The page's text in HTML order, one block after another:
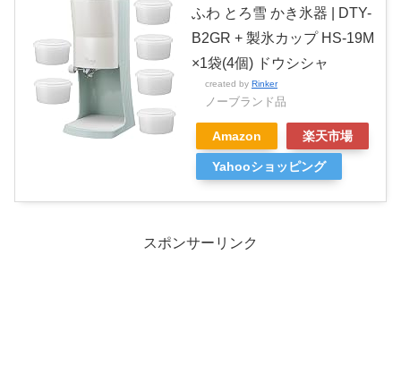
ふわ とろ雪 かき氷器 | DTY-
B2GR + 製氷カップ HS-19M
×1袋(4個) ドウシシャ
created by Rinker
ノーブランド品
Amazon 楽天市場
Yahooショッピング
スポンサーリンク